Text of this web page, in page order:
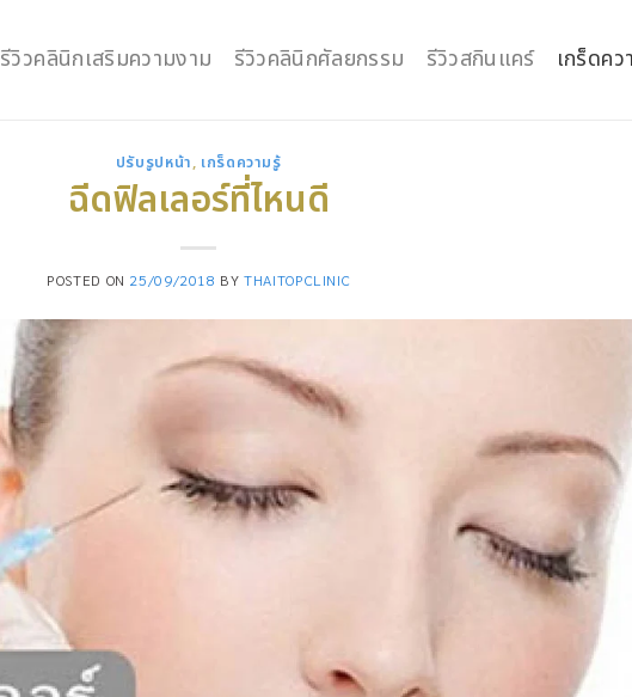
รีวิวคลินิกเสริมความงาม รีวิวคลินิกศัลยกรรม รีวิวสกินแคร์ เกร็ดค
ปรับรูปหน้า, เกร็ดความรู้
ฉีดฟิลเลอร์ที่ไหนดี
POSTED ON 25/09/2018 BYTHAITOPCLINIC